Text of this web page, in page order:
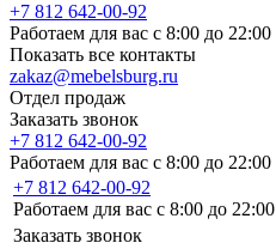
+7 812 642-00-92
Работаем для вас с 8:00 до 22:00
Показать все контакты
zakaz@mebelsburg.ru
Отдел продаж
Заказать звонок
+7 812 642-00-92
Работаем для вас с 8:00 до 22:00
+7 812 642-00-92
Работаем для вас с 8:00 до 22:00
Заказать звонок